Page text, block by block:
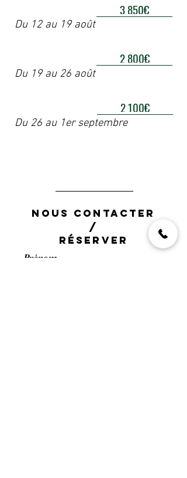
Du 12 au 19 août
Du 19 au 26 août
Du 26 au 1er septembre
3 850€
2 800€
2 100€
NOUS CONTACTER
/
RÉSERVER
Prénom